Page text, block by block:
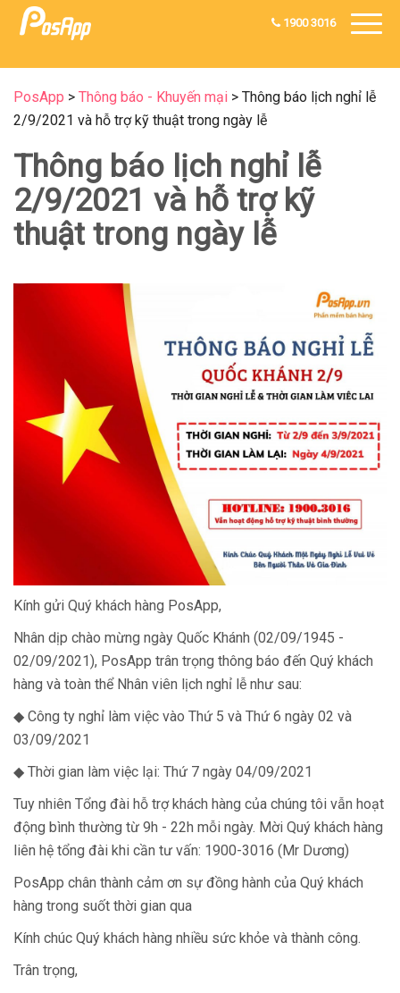
1900 3016
PosApp > Thông báo - Khuyến mại > Thông báo lịch nghỉ lễ
2/9/2021 và hỗ trợ kỹ thuật trong ngày lễ
Thông báo lịch nghỉ lễ
2/9/2021 và hỗ trợ kỹ
thuật trong ngày lễ
Kính gửi Quý khách hàng PosApp,
Nhân dịp chào mừng ngày Quốc Khánh (02/09/1945 -
02/09/2021), PosApp trân trọng thông báo đến Quý khách
hàng và toàn thể Nhân viên lịch nghỉ lễ như sau:
◆ Công ty nghỉ làm việc vào Thứ 5 và Thứ 6 ngày 02 và
03/09/2021
◆ Thời gian làm việc lại: Thứ 7 ngày 04/09/2021
Tuy nhiên Tổng đài hỗ trợ khách hàng của chúng tôi vẫn hoạt
động bình thường từ 9h - 22h mỗi ngày. Mời Quý khách hàng
liên hệ tổng đài khi cần tư vấn: 1900-3016 (Mr Dương)
PosApp chân thành cảm ơn sự đồng hành của Quý khách
hàng trong suốt thời gian qua
Kính chúc Quý khách hàng nhiều sức khỏe và thành công.
Trân trọng,